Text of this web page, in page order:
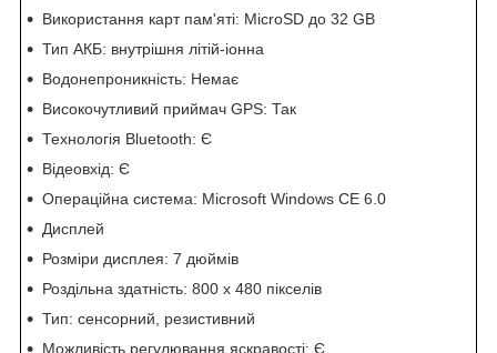
Використання карт пам'яті: MicroSD до 32 GB
Тип АКБ: внутрішня літій-іонна
Водонепроникність: Немає
Високочутливий приймач GPS: Так
Технологія Bluetooth: Є
Відеовхід: Є
Операційна система: Microsoft Windows CE 6.0
Дисплей
Розміри дисплея: 7 дюймів
Роздільна здатність: 800 х 480 пікселів
Тип: сенсорний, резистивний
Можливість регулювання яскравості: Є